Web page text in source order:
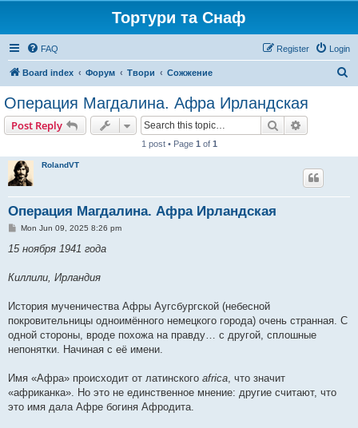
Тортури та Снаф
FAQ Login
Register
Board index Форум Твори Сожжение
Операция Магдалина. Афра Ирландская
Post Reply Search
1 post • Page 1 of 1
RolandVT
Операция Магдалина. Афра Ирландская
P
s
Mon Jun 09, 2025 8:26 pm
15 ноября 1941 года
Киллили, Ирландия
История мученичества Афры Аугсбургской (небесной
покровительницы одноимённого немецкого города) очень странная. С
одной стороны, вроде похожа на правду… с другой, сплошные
непонятки. Начиная с её имени.
Имя «Афра» происходит от латинского africa, что значит
«африканка». Но это не единственное мнение: другие считают, что
это имя дала Афре богиня Афродита.